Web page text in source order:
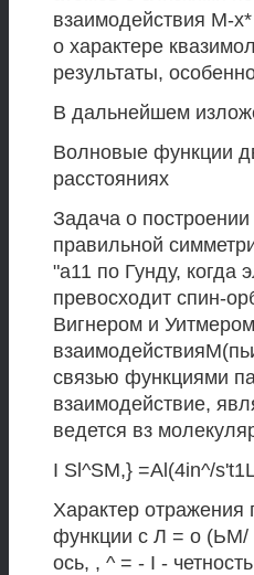
взаимодействия М-
о характере
результаты,
В дальнейшем
Волновые функции
расстояниях
Задача о
правильной
"а11 по Гунду, когда
превосходит спин-
Вигнером и
связью функциями
взаимодействие,
ведется вз
I Sl^SM,} =Al(4in^/
Характер отражения
функции с Л = о (ЬМ/
ось, , ^ = - I -